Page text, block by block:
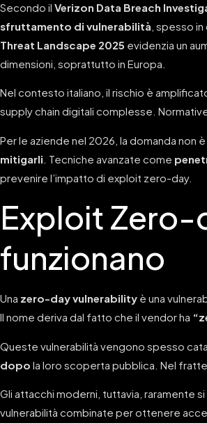
Secondo il Verizon Data Breach
sfruttamento di vulnerabilità , spesso
Threat Landscape 2025 evidenzia un
dimensioni, soprattutto in Europa.
Nel contesto italiano, il rischio è
supply chain digitali complesse.
Per le aziende nel 2026, la domanda non è
mitigarli . Tecniche avanzate come
prevenire l’impatto di exploit zero-day.
Exploit Zero-
funzionano
Una zero-day vulnerability è una
Il nome deriva dal fatto che il vendor ha
Queste vulnerabilità vengono spesso
dopo la loro scoperta pubblica. Nel
Gli attacchi moderni, tuttavia, raramente
vulnerabilità combinate per ottenere